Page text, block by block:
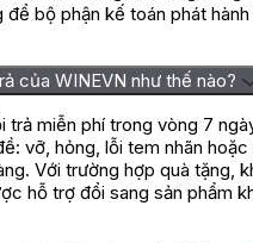
bộ phận kế toán phát
của WINEVN như thế nào?
trả miễn phí trong vòng 7
vỡ, hỏng, lỗi tem nhãn
Với trường hợp quà tặng,
hỗ trợ đổi sang sản phẩm